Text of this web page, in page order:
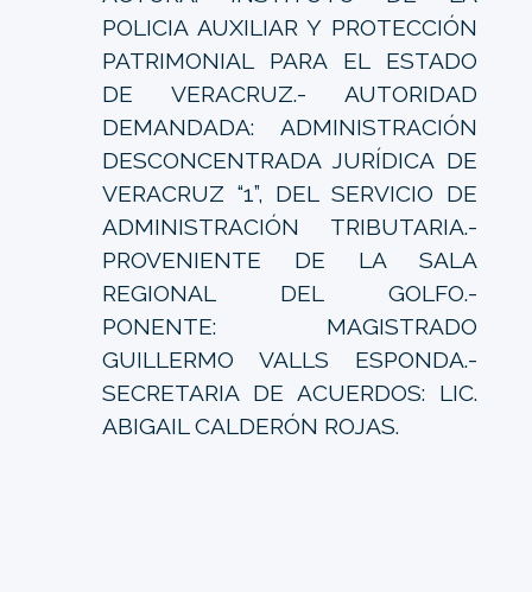
POLICIA AUXILIAR Y PROTECCIÓN
PATRIMONIAL PARA EL ESTADO
DE VERACRUZ.- AUTORIDAD
DEMANDADA: ADMINISTRACIÓN
DESCONCENTRADA JURÍDICA DE
VERACRUZ “1”, DEL SERVICIO DE
ADMINISTRACIÓN TRIBUTARIA.-
PROVENIENTE DE LA SALA
REGIONAL DEL GOLFO.-
PONENTE: MAGISTRADO
GUILLERMO VALLS ESPONDA.-
SECRETARIA DE ACUERDOS: LIC.
ABIGAIL CALDERÓN ROJAS.